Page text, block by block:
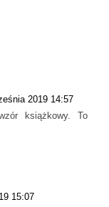
2019 14:57
książkowy. To
15:07